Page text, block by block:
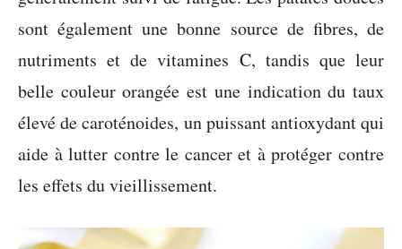
sont également une bonne source de fibres, de
nutriments et de vitamines C, tandis que leur
belle couleur orangée est une indication du taux
élevé de caroténoides, un puissant antioxydant qui
aide à lutter contre le cancer et à protéger contre
les effets du vieillissement.